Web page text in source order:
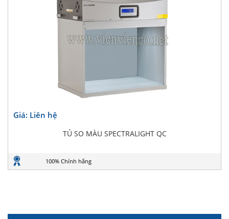
Giá: Liên hệ
TỦ SO MÀU SPECTRALIGHT QC
100% Chính hãng